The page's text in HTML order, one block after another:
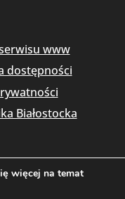
www
dostępności
Białostocka
więcej na temat